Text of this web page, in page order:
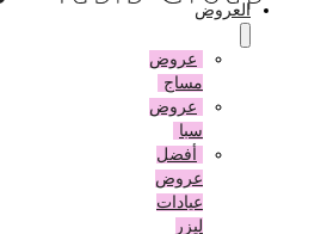
العروض
عروض
مساج
عروض
أفضل
عروض
عيادات